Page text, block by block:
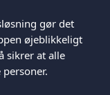
gør det
øjeblikkeligt
sikrer at alle